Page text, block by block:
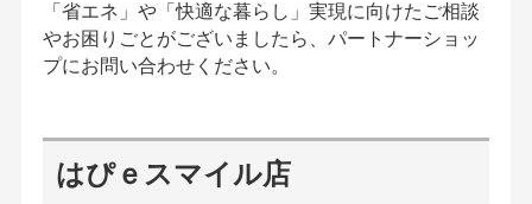
「省エネ」や「快適な暮らし」実現に向けたご相談
やお困りごとがございましたら、パートナーショッ
プにお問い合わせください。
はぴｅスマイル店